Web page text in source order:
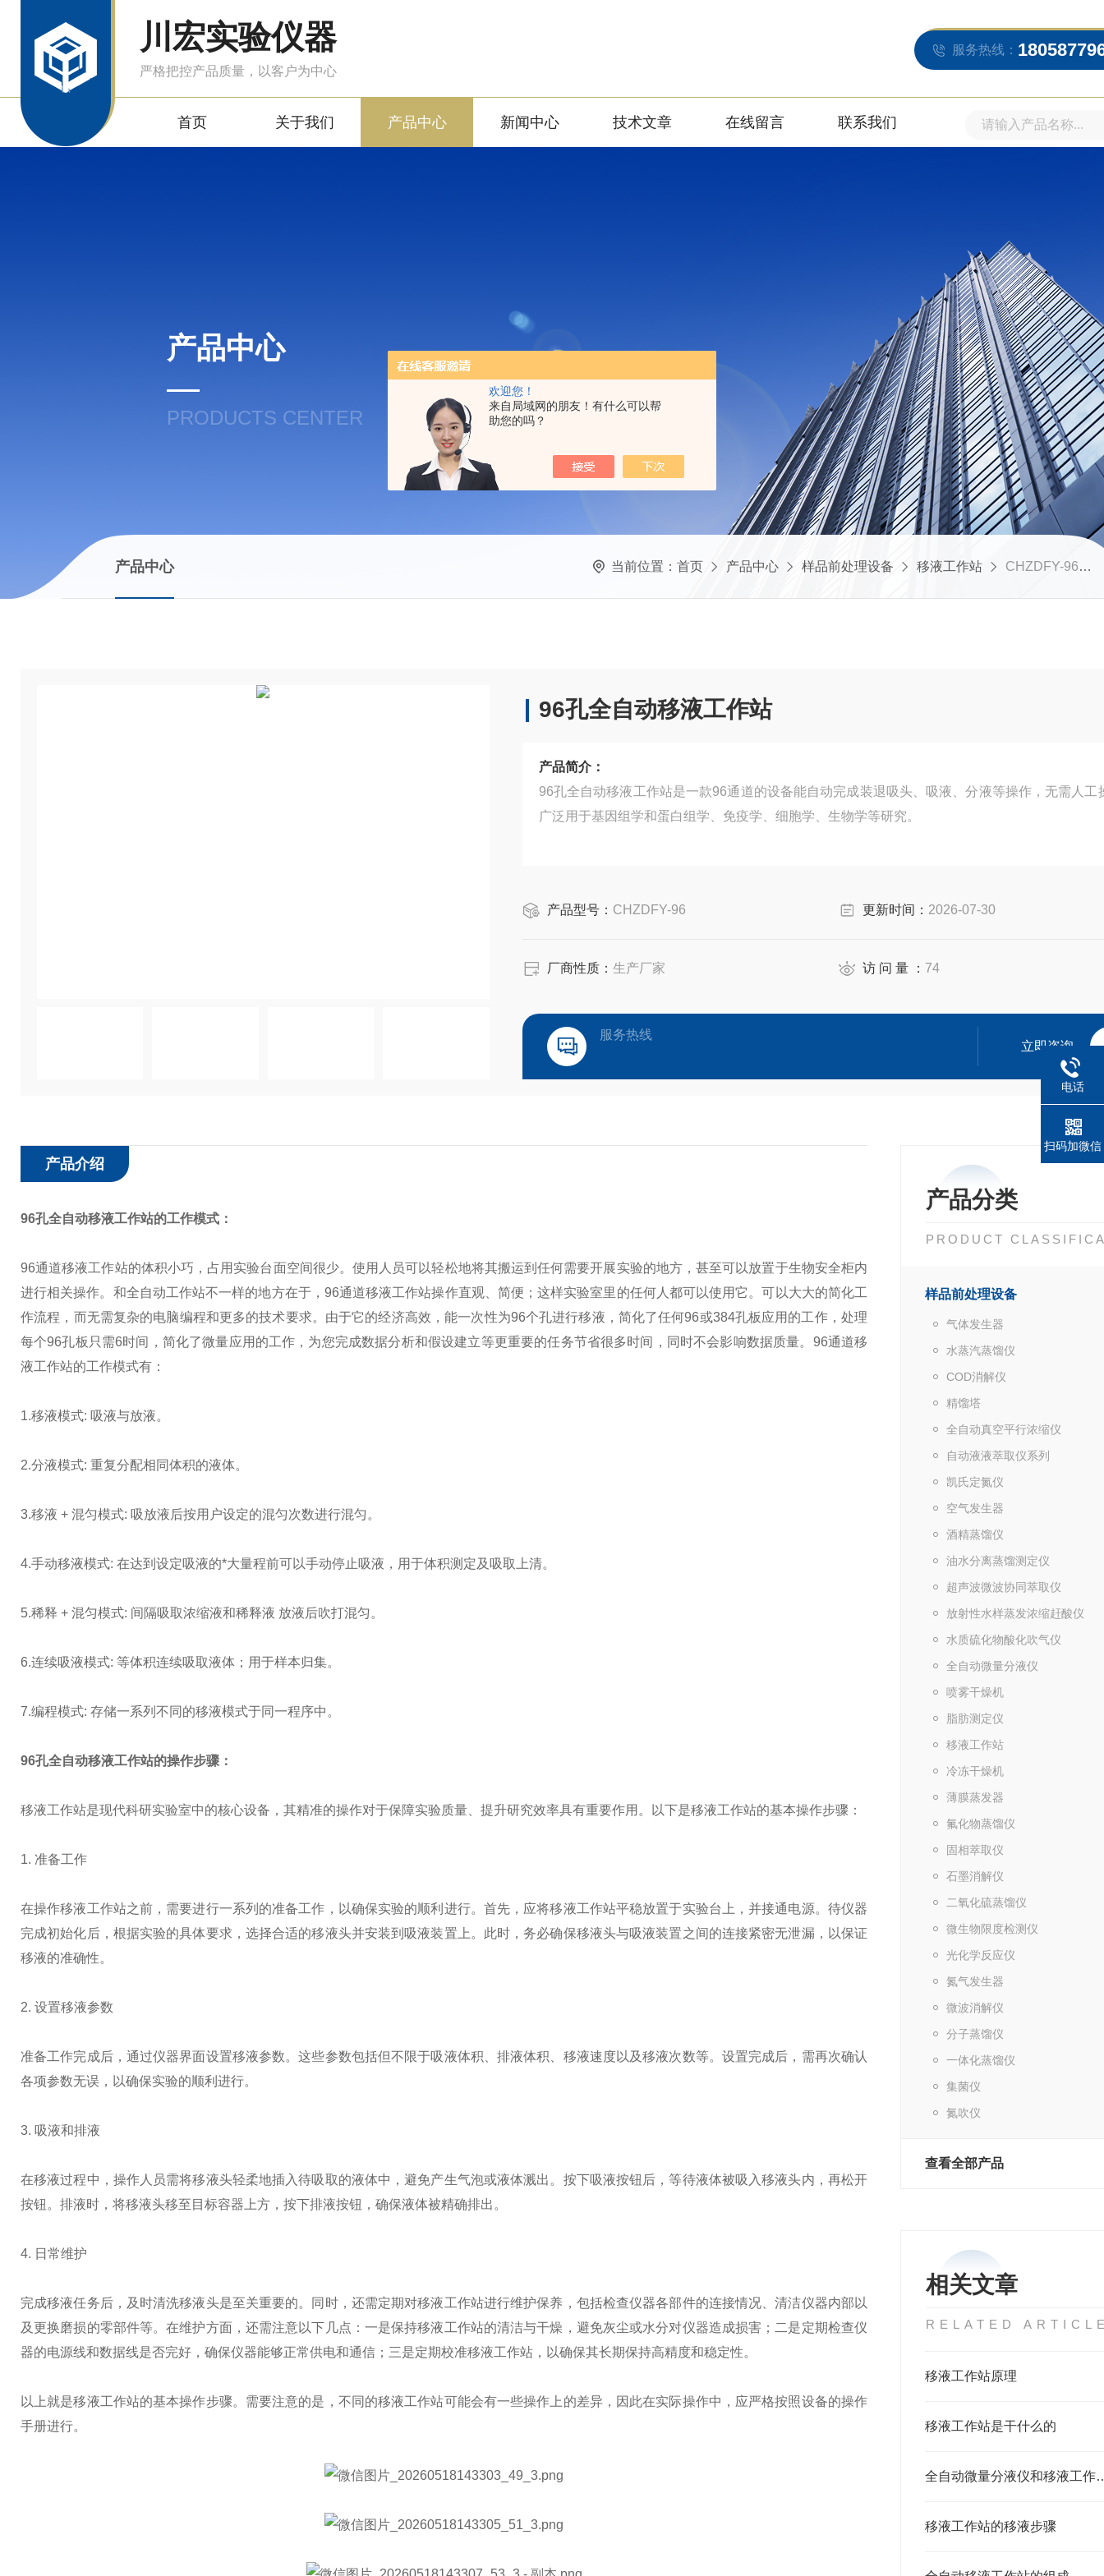
欢迎您！
来自局域网的朋友！有什么可以帮
助您的吗？
川宏实验仪器
严格把控产品质量，以客户为中心
服务热线：
首页 关于我们 产品中心 新闻中心 技术文章 在线留言 联系我们
产品中心
PRODUCTS CENTER
产品中心 当前位置： 首页 产品中心 样品前处理设备 移液工作站 CHZDFY-9696孔全自动移液工作站
96孔全自动移液工作站
产品简介：
96孔全自动移液工作站是一款96通道的设备能自动完成装退吸头、吸液、分液等操作，无需人工
广泛用于基因组学和蛋白组学、免疫学、细胞学、生物学等研究。
产品型号： CHZDFY-96 更新时间： 2026-07-30
厂商性质： 生产厂家 访 问 量 ： 74
服务热线
立即咨询
产品分类
PRODUCT
样品前处理设备
气体发生器
水蒸汽蒸馏仪
COD消解仪
精馏塔
全自动真空平行浓缩仪
自动液液萃取仪系列
凯氏定氮仪
空气发生器
酒精蒸馏仪
油水分离蒸馏测定仪
超声波微波协同萃取仪
放射性水样蒸发浓缩赶酸仪
水质硫化物酸化吹气仪
全自动微量分液仪
喷雾干燥机
脂肪测定仪
移液工作站
冷冻干燥机
薄膜蒸发器
氟化物蒸馏仪
固相萃取仪
石墨消解仪
二氧化硫蒸馏仪
微生物限度检测仪
光化学反应仪
氮气发生器
微波消解仪
分子蒸馏仪
一体化蒸馏仪
集菌仪
氮吹仪
查看全部产品
相关文章
RELATED
移液工作站原理
移液工作站是干什么的
全自动微量分
移液工作站的移液步骤
产品介绍
96孔全自动移液工作站的工作模式：
96通道移液工作站的体积小巧，占用实验台面空间很少。使用人员可以轻松地将其搬运到任何需要开展实验的地方，甚至可以放置于生物安全柜内
进行相关操作。和全自动工作站不一样的地方在于，96通道移液工作站操作直观、简便；这样实验室里的任何人都可以使用它。可以大大的简化工
作流程，而无需复杂的电脑编程和更多的技术要求。由于它的经济高效，能一次性为96个孔进行移液，简化了任何96或384孔板应用的工作，处理
每个96孔板只需6时间，简化了微量应用的工作，为您完成数据分析和假设建立等更重要的任务节省很多时间，同时不会影响数据质量。96通道移
液工作站的工作模式有：
1.移液模式: 吸液与放液。
2.分液模式: 重复分配相同体积的液体。
3.移液 + 混匀模式: 吸放液后按用户设定的混匀次数进行混匀。
4.手动移液模式: 在达到设定吸液的*大量程前可以手动停止吸液，用于体积测定及吸取上清。
5.稀释 + 混匀模式: 间隔吸取浓缩液和稀释液 放液后吹打混匀。
6.连续吸液模式: 等体积连续吸取液体；用于样本归集。
7.编程模式: 存储一系列不同的移液模式于同一程序中。
96孔全自动移液工作站的操作步骤：
移液工作站是现代科研实验室中的核心设备，其精准的操作对于保障实验质量、提升研究效率具有重要作用。以下是移液工作站的基本操作步骤：
1. 准备工作
在操作移液工作站之前，需要进行一系列的准备工作，以确保实验的顺利进行。首先，应将移液工作站平稳放置于实验台上，并接通电源。待仪器
完成初始化后，根据实验的具体要求，选择合适的移液头并安装到吸液装置上。此时，务必确保移液头与吸液装置之间的连接紧密无泄漏，以保证
移液的准确性。
2. 设置移液参数
准备工作完成后，通过仪器界面设置移液参数。这些参数包括但不限于吸液体积、排液体积、移液速度以及移液次数等。设置完成后，需再次确认
各项参数无误，以确保实验的顺利进行。
3. 吸液和排液
在移液过程中，操作人员需将移液头轻柔地插入待吸取的液体中，避免产生气泡或液体溅出。按下吸液按钮后，等待液体被吸入移液头内，再松开
按钮。排液时，将移液头移至目标容器上方，按下排液按钮，确保液体被精确排出。
4. 日常维护
完成移液任务后，及时清洗移液头是至关重要的。同时，还需定期对移液工作站进行维护保养，包括检查仪器各部件的连接情况、清洁仪器内部以
及更换磨损的零部件等。在维护方面，还需注意以下几点：一是保持移液工作站的清洁与干燥，避免灰尘或水分对仪器造成损害；二是定期检查仪
器的电源线和数据线是否完好，确保仪器能够正常供电和通信；三是定期校准移液工作站，以确保其长期保持高精度和稳定性。
以上就是移液工作站的基本操作步骤。需要注意的是，不同的移液工作站可能会有一些操作上的差异，因此在实际操作中，应严格按照设备的操作
手册进行。
电话
扫码加微信